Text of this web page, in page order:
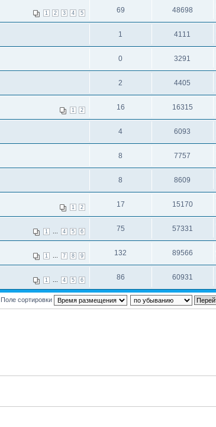
1 2 3 4 5 69 48698
1 4111
0 3291
2 4405
1 2 16 16315
4 6093
8 7757
8 8609
1 2 17 15170
1 4 5 6 75 57331
1 7 8 9 132 89566
1 4 5 6 86 60931
Поле сортировки